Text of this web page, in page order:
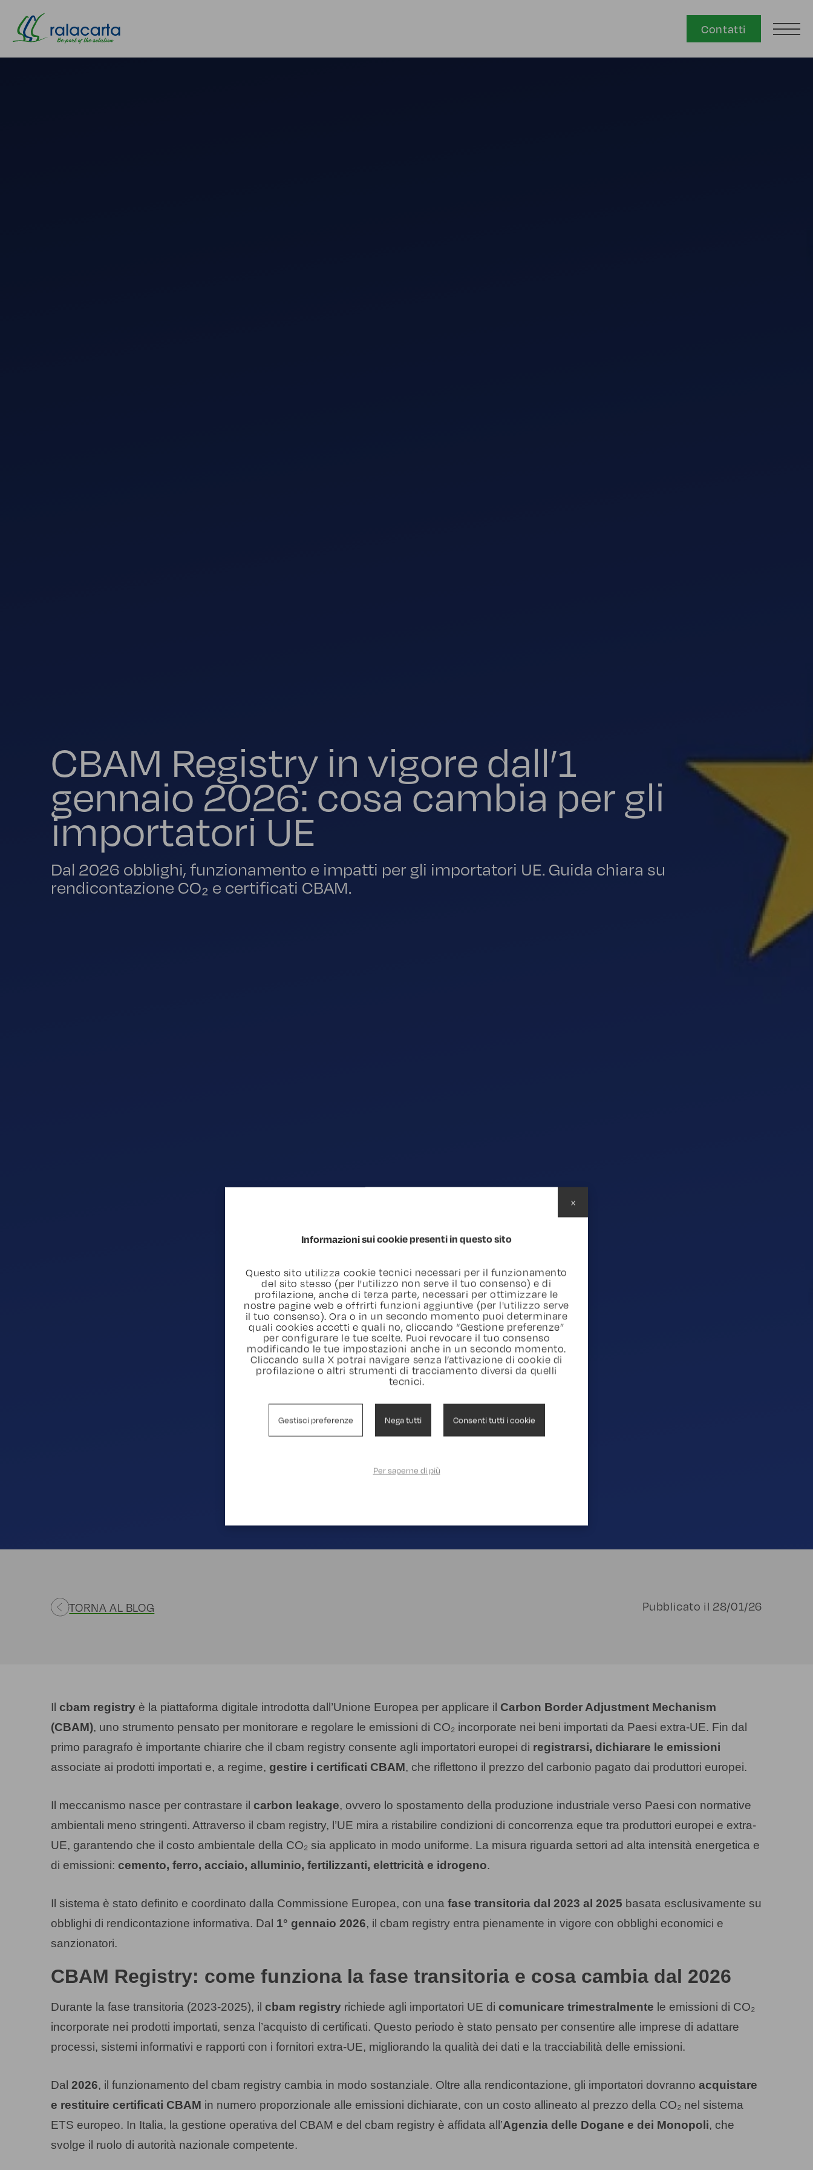
Contatti
CBAM Registry in vigore dall’1
gennaio 2026: cosa cambia per gli
importatori UE
Dal 2026 obblighi, funzionamento e impatti per gli importatori UE. Guida chiara su
rendicontazione CO₂ e certificati CBAM.
TORNA AL BLOG Pubblicato il 28/01/26
Il cbam registryè la piattaforma digitale introdotta dall’Unione Europea per applicare il Carbon Border Adjustment Mechanism
(CBAM), uno strumento pensato per monitorare e regolare le emissioni di CO₂ incorporate nei beni importati da Paesi extra-UE. Fin dal
primo paragrafo è importante chiarire che il cbam registry consente agli importatori europei di registrarsi, dichiarare le emissioni
associate ai prodotti importati e, a regime, gestire i certificati CBAM, che riflettono il prezzo del carbonio pagato dai produttori europei.
Il meccanismo nasce per contrastare il carbon leakage, ovvero lo spostamento della produzione industriale verso Paesi con normative
ambientali meno stringenti. Attraverso il cbam registry, l’UE mira a ristabilire condizioni di concorrenza eque tra produttori europei e extra-
UE, garantendo che il costo ambientale della CO₂ sia applicato in modo uniforme. La misura riguarda settori ad alta intensità energetica e
di emissioni: cemento, ferro, acciaio, alluminio, fertilizzanti, elettricità e idrogeno.
Il sistema è stato definito e coordinato dalla Commissione Europea, con una fase transitoria dal 2023 al 2025 basata esclusivamente su
obblighi di rendicontazione informativa. Dal 1° gennaio 2026, il cbam registry entra pienamente in vigore con obblighi economici e
sanzionatori.
CBAM Registry: come funziona la fase transitoria e cosa cambia dal 2026
Durante la fase transitoria (2023-2025), il cbam registryrichiede agli importatori UE di comunicare trimestralmente le emissioni di CO₂
incorporate nei prodotti importati, senza l’acquisto di certificati. Questo periodo è stato pensato per consentire alle imprese di adattare
processi, sistemi informativi e rapporti con i fornitori extra-UE, migliorando la qualità dei dati e la tracciabilità delle emissioni.
Dal 2026, il funzionamento del cbam registry cambia in modo sostanziale. Oltre alla rendicontazione, gli importatori dovranno acquistare
e restituire certificati CBAM in numero proporzionale alle emissioni dichiarate, con un costo allineato al prezzo della CO₂ nel sistema
ETS europeo. In Italia, la gestione operativa del CBAM e del cbam registry è affidata all’Agenzia delle Dogane e dei Monopoli, che
svolge il ruolo di autorità nazionale competente.
Informazioni sui cookie presenti in questo sito
Questo sito utilizza cookie tecnici necessari per il funzionamento
del sito stesso (per l'utilizzo non serve il tuo consenso) e di
profilazione, anche di terza parte, necessari per ottimizzare le
nostre pagine web e offrirti funzioni aggiuntive (per l'utilizzo serve
il tuo consenso). Ora o in un secondo momento puoi determinare
quali cookies accetti e quali no, cliccando “Gestione preferenze”
per configurare le tue scelte. Puoi revocare il tuo consenso
modificando le tue impostazioni anche in un secondo momento.
Cliccando sulla X potrai navigare senza l’attivazione di cookie di
profilazione o altri strumenti di tracciamento diversi da quelli
tecnici.
Gestisci preferenze Nega tutti Consenti tutti i cookie
Per saperne di più
x